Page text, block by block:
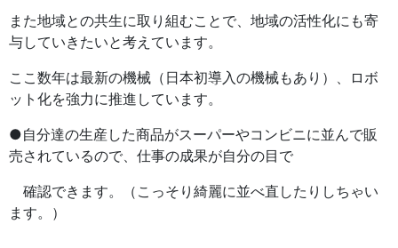
また地域との共生に取り組むことで、地域の活性化にも寄
与していきたいと考えています。
ここ数年は最新の機械（日本初導入の機械もあり）、ロボ
ット化を強力に推進しています。
●自分達の生産した商品がスーパーやコンビニに並んで販
売されているので、仕事の成果が自分の目で
確認できます。（こっそり綺麗に並べ直したりしちゃい
ます。）